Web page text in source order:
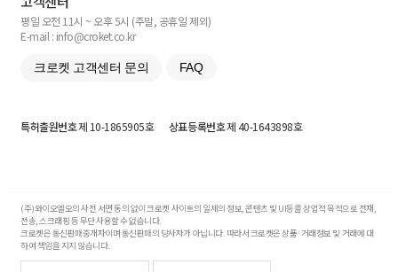
평일 오전 11시 ~ 오후 5시 (주말, 공휴일 제외)
E-mail : info@croket.co.kr
크로켓 고객센터 문의 FAQ
특허출원번호제 10-1865905호 상표등록번호제 40-1643898호
(주)와이오엘오의 사전 서면 동의 없이 크로켓 사이트의 일체의 정보, 콘텐츠 및 UI등을 상업적 목적으로 전재,
전송, 스크래핑 등 무단 사용할 수 없습니다.
크로켓은 통신판매중개자이며 통신판매의 당사자가 아닙니다. 따라서 크로켓은 상품·거래정보 및 거래에 대
하여 책임을 지지 않습니다.